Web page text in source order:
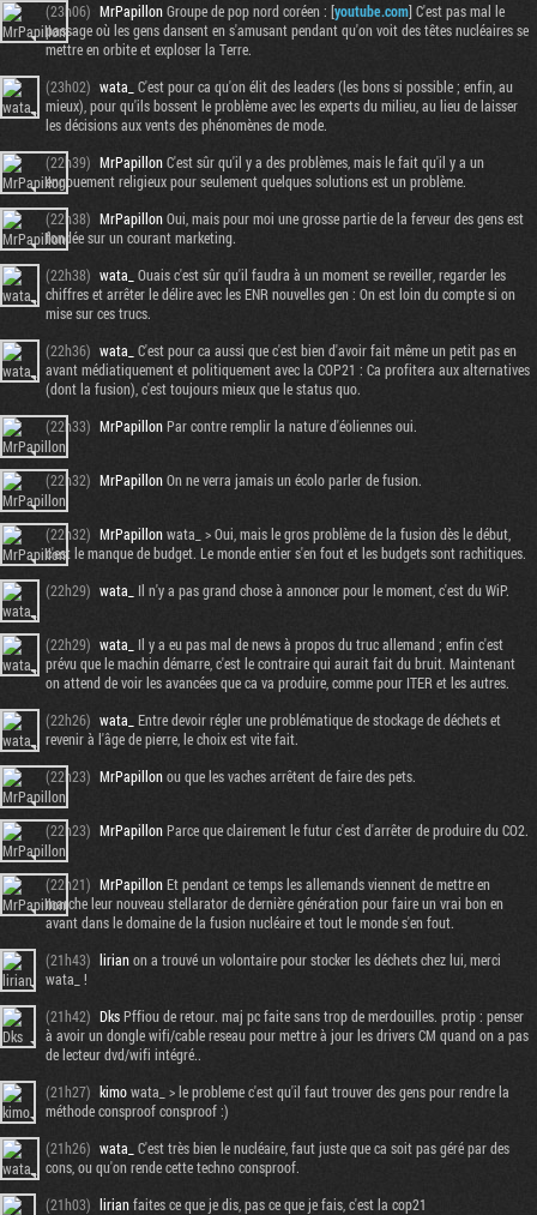
(23h06) MrPapillonGroupe de pop nord coréen : [youtube.com] C'est pas mal le
passage où les gens dansent en s'amusant pendant qu'on voit des têtes nucléaires se
mettre en orbite et exploser la Terre.
(23h02) wata_ C'est pour ca qu'on élit des leaders (les bons si possible ; enfin, au
mieux), pour qu'ils bossent le problème avec les experts du milieu, au lieu de laisser
les décisions aux vents des phénomènes de mode.
(22h39) MrPapillonC'est sûr qu'il y a des problèmes, mais le fait qu'il y a un
engouement religieux pour seulement quelques solutions est un problème.
(22h38) MrPapillonOui, mais pour moi une grosse partie de la ferveur des gens est
fondée sur un courant marketing.
(22h38) wata_ Ouais c'est sûr qu'il faudra à un moment se reveiller, regarder les
chiffres et arrêter le délire avec les ENR nouvelles gen : On est loin du compte si on
mise sur ces trucs.
(22h36) wata_ C'est pour ca aussi que c'est bien d'avoir fait même un petit pas en
avant médiatiquement et politiquement avec la COP21 : Ca profitera aux alternatives
(dont la fusion), c'est toujours mieux que le status quo.
(22h33) MrPapillonPar contre remplir la nature d'éoliennes oui.
(22h32) MrPapillonOn ne verra jamais un écolo parler de fusion.
(22h32) MrPapillonwata_ > Oui, mais le gros problème de la fusion dès le début,
c'est le manque de budget. Le monde entier s'en fout et les budgets sont rachitiques.
(22h29) wata_ Il n'y a pas grand chose à annoncer pour le moment, c'est du WiP.
(22h29) wata_
Il y a eu pas mal de news à propos du truc allemand ; enfin c'est
prévu que le machin démarre, c'est le contraire qui aurait fait du bruit. Maintenant
on attend de voir les avancées que ca va produire, comme pour ITER et les autres.
(22h26) wata_ Entre devoir régler une problématique de stockage de déchets et
revenir à l'âge de pierre, le choix est vite fait.
(22h23) MrPapillonou que les vaches arrêtent de faire des pets.
(22h23) MrPapillonParce que clairement le futur c'est d'arrêter de produire du CO2.
(22h21) MrPapillonEt pendant ce temps les allemands viennent de mettre en
marche leur nouveau stellarator de dernière génération pour faire un vrai bon en
avant dans le domaine de la fusion nucléaire et tout le monde s'en fout.
(21h43) lirianon a trouvé un volontaire pour stocker les déchets chez lui, merci
wata_ !
(21h42) DksPffiou de retour. maj pc faite sans trop de merdouilles. protip : penser
à avoir un dongle wifi/cable reseau pour mettre à jour les drivers CM quand on a pas
de lecteur dvd/wifi intégré..
(21h27) kimowata_ > le probleme c'est qu'il faut trouver des gens pour rendre la
méthode consproof consproof :)
(21h26) wata_ C'est très bien le nucléaire, faut juste que ca soit pas géré par des
cons, ou qu'on rende cette techno consproof.
(21h03) lirianfaites ce que je dis, pas ce que je fais, c'est la cop21